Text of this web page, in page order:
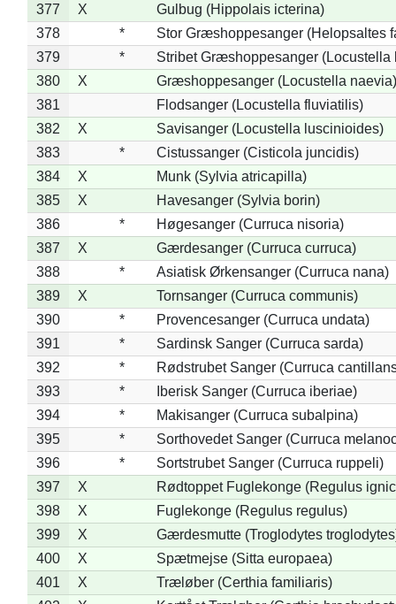
377
X
Gulbug (Hippolais icterina)
378
*
Stor Græshoppesanger (Helopsaltes
379
*
Stribet Græshoppesanger (Locustella
380
X
Græshoppesanger (Locustella naevia)
381
Flodsanger (Locustella fluviatilis)
382
X
Savisanger (Locustella luscinioides)
383
*
Cistussanger (Cisticola juncidis)
384
X
Munk (Sylvia atricapilla)
385
X
Havesanger (Sylvia borin)
386
*
Høgesanger (Curruca nisoria)
387
X
Gærdesanger (Curruca curruca)
388
*
Asiatisk Ørkensanger (Curruca nana)
389
X
Tornsanger (Curruca communis)
390
*
Provencesanger (Curruca undata)
391
*
Sardinsk Sanger (Curruca sarda)
392
*
Rødstrubet Sanger (Curruca
393
*
Iberisk Sanger (Curruca iberiae)
394
*
Makisanger (Curruca subalpina)
395
*
Sorthovedet Sanger (Curruca
396
*
Sortstrubet Sanger (Curruca ruppeli)
397
X
Rødtoppet Fuglekonge (Regulus
398
X
Fuglekonge (Regulus regulus)
399
X
Gærdesmutte (Troglodytes
400
X
Spætmejse (Sitta europaea)
401
X
Træløber (Certhia familiaris)